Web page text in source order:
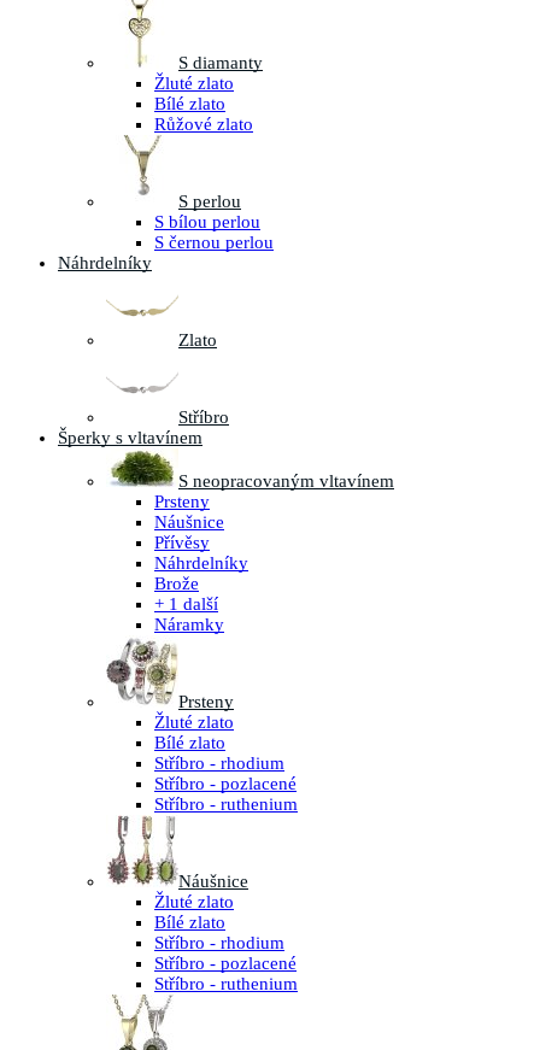
S diamanty
Žluté zlato
Bílé zlato
Růžové zlato
S perlou
S bílou perlou
S černou perlou
Náhrdelníky
Zlato
Stříbro
Šperky s vltavínem
S neopracovaným vltavínem
Prsteny
Náušnice
Přívěsy
Náhrdelníky
Brože
+ 1 další
Náramky
Prsteny
Žluté zlato
Bílé zlato
Stříbro - rhodium
Stříbro - pozlacené
Stříbro - ruthenium
Náušnice
Žluté zlato
Bílé zlato
Stříbro - rhodium
Stříbro - pozlacené
Stříbro - ruthenium